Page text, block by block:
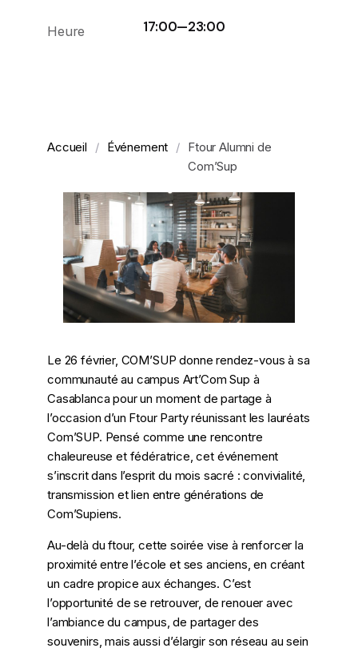
Heure 17:00—23:00
Accueil / Événement / Ftour Alumni de
Com’Sup
Le 26 février, COM’SUP donne rendez-vous à sa
communauté au campus Art’Com Sup à
Casablanca pour un moment de partage à
l’occasion d’un Ftour Party réunissant les lauréats
Com’SUP. Pensé comme une rencontre
chaleureuse et fédératrice, cet événement
s’inscrit dans l’esprit du mois sacré : convivialité,
transmission et lien entre générations de
Com’Supiens.
Au-delà du ftour, cette soirée vise à renforcer la
proximité entre l’école et ses anciens, en créant
un cadre propice aux échanges. C’est
l’opportunité de se retrouver, de renouer avec
l’ambiance du campus, de partager des
souvenirs, mais aussi d’élargir son réseau au sein